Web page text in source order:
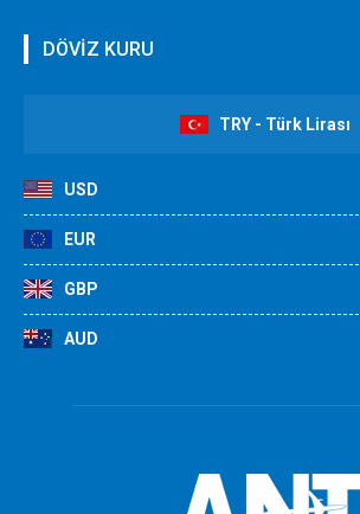
DÖVİZ KURU
TRY - Türk Lirası
USD
EUR
GBP
AUD